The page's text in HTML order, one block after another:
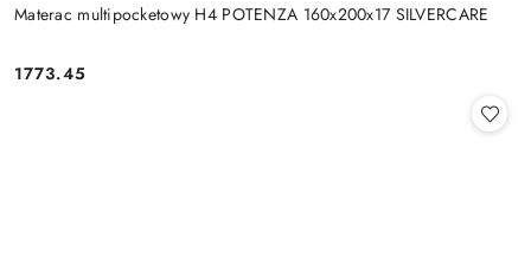
Materac multipocketowy H4 POTENZA 160x200x17 SILVERCARE
Cena:
1773.45